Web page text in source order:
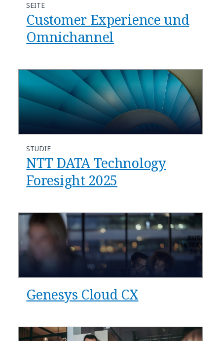
SEITE
Customer Experience und
Omnichannel
STUDIE
NTT DATA Technology
Foresight 2025
Genesys Cloud CX